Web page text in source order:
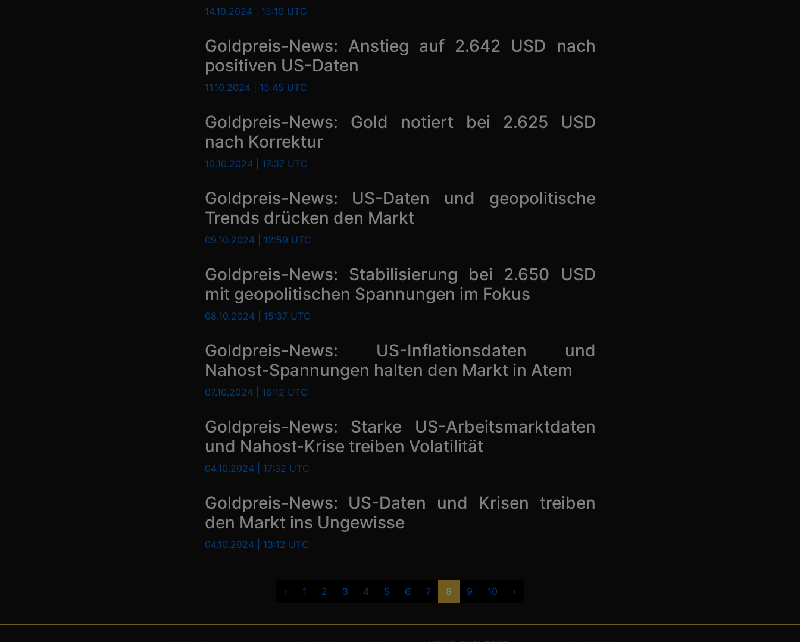
14.10.2024 | 15:10 UTC
Goldpreis-News: Anstieg auf 2.642 USD nach
positiven US-Daten
11.10.2024 | 15:45 UTC
Goldpreis-News: Gold notiert bei 2.625 USD
nach Korrektur
10.10.2024 | 17:37 UTC
Goldpreis-News: US-Daten und geopolitische
Trends drücken den Markt
09.10.2024 | 12:59 UTC
Goldpreis-News: Stabilisierung bei 2.650 USD
mit geopolitischen Spannungen im Fokus
08.10.2024 | 15:37 UTC
Goldpreis-News: US-Inflationsdaten und
Nahost-Spannungen halten den Markt in Atem
07.10.2024 | 16:12 UTC
Goldpreis-News: Starke US-Arbeitsmarktdaten
und Nahost-Krise treiben Volatilität
04.10.2024 | 17:32 UTC
Goldpreis-News: US-Daten und Krisen treiben
den Markt ins Ungewisse
04.10.2024 | 13:12 UTC
‹ 1 2 3 4 5 6 7 8 9 10 ›